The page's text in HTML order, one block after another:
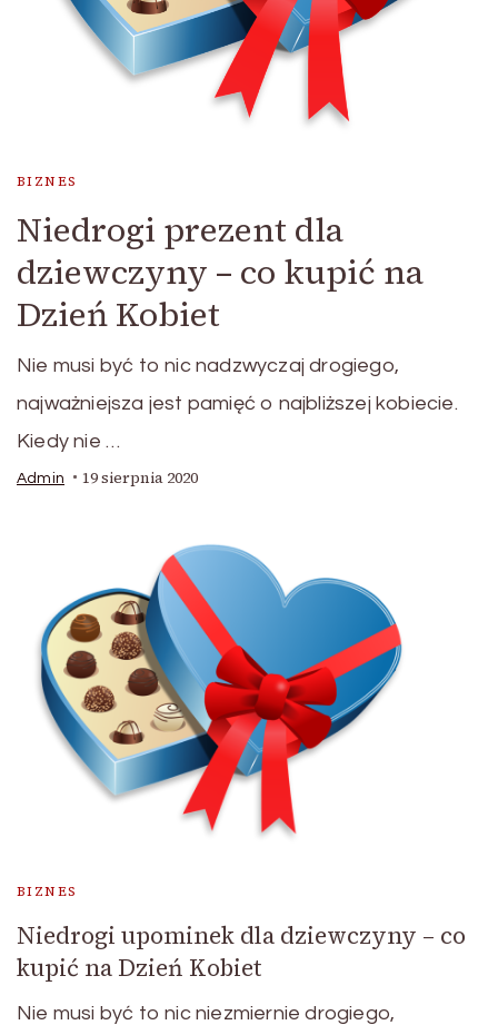
BIZNES
Niedrogi prezent dla
dziewczyny – co kupić na
Dzień Kobiet
Nie musi być to nic nadzwyczaj drogiego,
najważniejsza jest pamięć o najbliższej kobiecie.
Kiedy nie …
Admin 19 sierpnia 2020
BIZNES
Niedrogi upominek dla dziewczyny – co
kupić na Dzień Kobiet
Nie musi być to nic niezmiernie drogiego,